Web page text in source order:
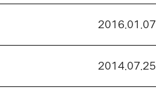
2016.01.07
2014.07.25